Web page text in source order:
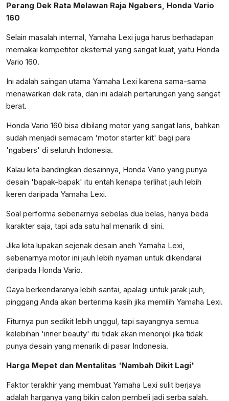
Perang Dek Rata Melawan Raja Ngabers, Honda Vario
160
Selain masalah internal, Yamaha Lexi juga harus berhadapan
memakai kompetitor eksternal yang sangat kuat, yaitu Honda
Vario 160.
Ini adalah saingan utama Yamaha Lexi karena sama-sama
menawarkan dek rata, dan ini adalah pertarungan yang sangat
berat.
Honda Vario 160 bisa dibilang motor yang sangat laris, bahkan
sudah menjadi semacam 'motor starter kit' bagi para
'ngabers' di seluruh Indonesia.
Kalau kita bandingkan desainnya, Honda Vario yang punya
desain 'bapak-bapak' itu entah kenapa terlihat jauh lebih
keren daripada Yamaha Lexi.
Soal performa sebenarnya sebelas dua belas, hanya beda
karakter saja, tapi ada satu hal menarik di sini.
Jika kita lupakan sejenak desain aneh Yamaha Lexi,
sebenarnya motor ini jauh lebih nyaman untuk dikendarai
daripada Honda Vario.
Gaya berkendaranya lebih santai, apalagi untuk jarak jauh,
pinggang Anda akan berterima kasih jika memilih Yamaha Lexi.
Fiturnya pun sedikit lebih unggul, tapi sayangnya semua
kelebihan 'inner beauty' itu tidak akan menonjol jika tidak
punya desain yang menarik di pasar Indonesia.
Harga Mepet dan Mentalitas 'Nambah Dikit Lagi'
Faktor terakhir yang membuat Yamaha Lexi sulit berjaya
adalah harganya yang bikin calon pembeli jadi serba salah.